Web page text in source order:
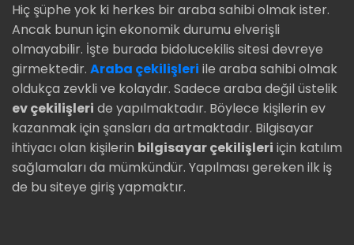
Hiç şüphe yok ki herkes bir araba sahibi olmak ister.
Ancak bunun için ekonomik durumu elverişli
olmayabilir. İşte burada bidolucekilis sitesi devreye
girmektedir. Araba çekilişleri ile araba sahibi olmak
oldukça zevkli ve kolaydır. Sadece araba değil üstelik
ev çekilişleri de yapılmaktadır. Böylece kişilerin ev
kazanmak için şansları da artmaktadır. Bilgisayar
ihtiyacı olan kişilerin bilgisayar çekilişleri için katılım
sağlamaları da mümkündür. Yapılması gereken ilk iş
de bu siteye giriş yapmaktır.